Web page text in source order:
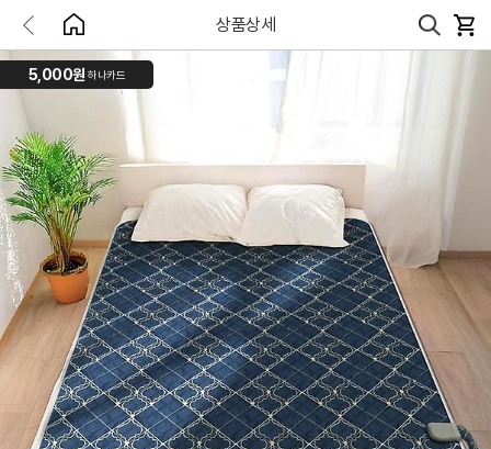
상품상세
5,000원 하나카드